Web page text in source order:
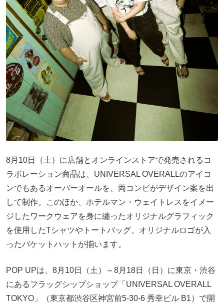
8月10日（土）に店舗とオンラインストアで発売されるコ
ラボレーション商品は、UNIVERSAL OVERALLのアイコ
ンでもあるオーバーオールを、両コンビがデザイン案を出
して制作。このほか、ホテルマン・ウェイトレスをイメー
ジしたワークウェアを身に纏ったオリジナルグラフィック
を使用したTシャツやトートバッグ、オリジナルロゴが入
ったバケットハットが揃います。
POP UPは、8月10日（土）～8月18日（日）に東京・渋谷
にあるフラッグシップショップ「UNIVERSAL OVERALL
TOKYO」（東京都渋谷区神宮前5-30-6 秀幸ビル B1）で開